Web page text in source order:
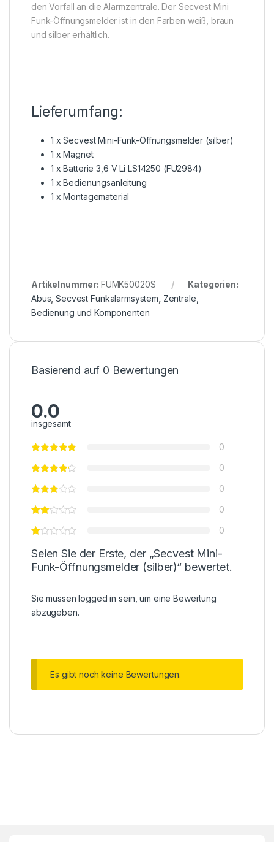
den Vorfall an die Alarmzentrale. Der Secvest Mini
Funk-Öffnungsmelder ist in den Farben weiß, braun
und silber erhältlich.
Lieferumfang:
1 x Secvest Mini-Funk-Öffnungsmelder (silber)
1 x Magnet
1 x Batterie 3,6 V Li LS14250 (FU2984)
1 x Bedienungsanleitung
1 x Montagematerial
Artikelnummer: FUMK50020S
Kategorien:
Abus ,Secvest Funkalarmsystem Zentrale,
Bedienung und Komponenten
Basierend auf 0 Bewertungen
0.0
insgesamt
0
0
0
0
0
Seien Sie der Erste, der „Secvest Mini-
Funk-Öffnungsmelder (silber)“ bewertet.
Sie müssenlogged in sein, um eine Bewertung
abzugeben.
Es gibt noch keine Bewertungen.